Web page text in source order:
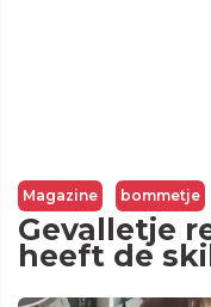
Magazine bommetje
Gevalletje
heeft de